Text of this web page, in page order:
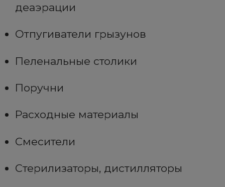
деаэрации
Отпугиватели грызунов
Пеленальные столики
Поручни
Расходные материалы
Смесители
Стерилизаторы, дистилляторы